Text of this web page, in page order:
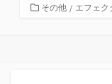
カその他 / エフェク